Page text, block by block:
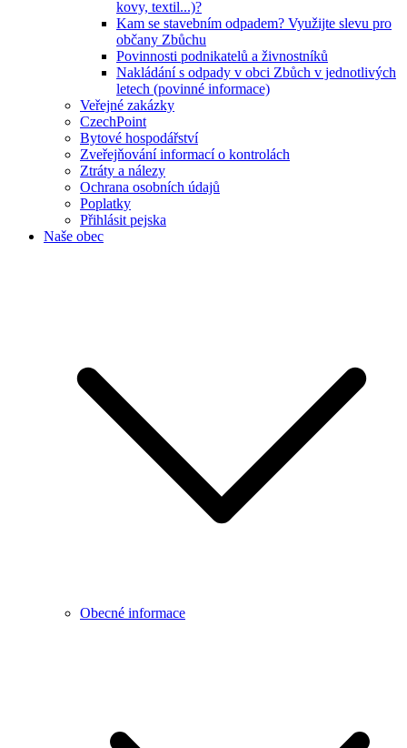
kovy, textil...)?
Kam se stavebním odpadem? Využijte slevu pro
občany Zbůchu
Povinnosti podnikatelů a živnostníků
Nakládání s odpady v obci Zbůch v jednotlivých
letech (povinné informace)
Veřejné zakázky
CzechPoint
Bytové hospodářství
Zveřejňování informací o kontrolách
Ztráty a nálezy
Ochrana osobních údajů
Poplatky
Přihlásit pejska
Naše obec
Obecné informace